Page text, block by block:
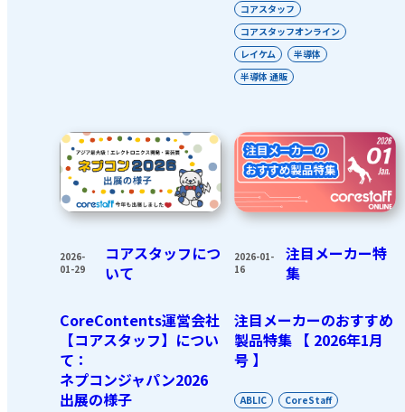
コアスタッフ
コアスタッフオンライン
レイケム
半導体
半導体 通販
2026-
01-29
コアスタッフにつ
いて
CoreContents運営会社
【コアスタッフ】につい
て：
ネプコンジャパン2026
出展の様子
2026-01-
16
注目メーカー特
集
注目メーカーのおすすめ
製品特集 【 2026年1月
号 】
ABLIC
CoreStaff